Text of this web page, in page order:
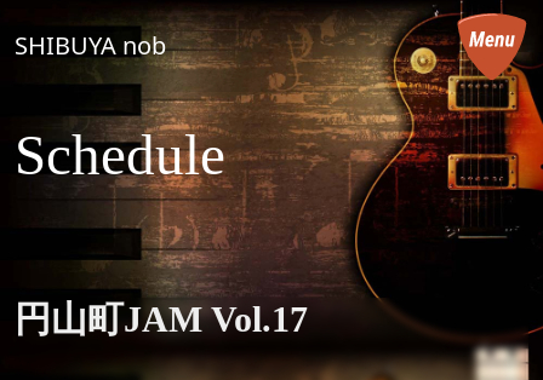
コンテンツへスキップ
メインナビゲーション
SHIBUYA nob
Schedule
円山町JAM Vol.17